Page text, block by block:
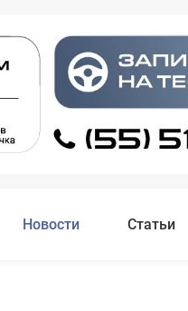
Новости Статьи